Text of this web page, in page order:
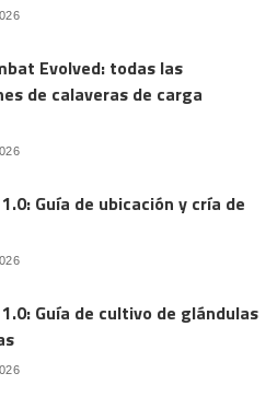
Evolved: todas las
de calaveras de carga
Guía de ubicación y cría de
Guía de cultivo de glándulas